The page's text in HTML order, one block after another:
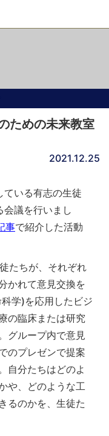
ための未来教室
2021.12.25
いる有志の生徒
会議を行いまし
事で紹介した活動
たちが、それぞれ
かれて意見交換を
学)を応用したビジ
の臨床または研究
グループ内で意見
のプレゼンで提案
自分たちはどのよ
や、どのような工
るのかを、生徒た